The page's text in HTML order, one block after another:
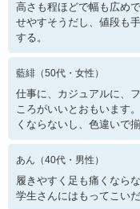
高さも程ほどで幅も広め
せやすそうだし、値段も
する。
藍緋 （50代・ 女性 ）
仕事に、カジュアルに、
ころがいいとおもいます
くならないし、色違いで
あん （40代・ 男性 ）
履きやすく足も痛くなら
学生さんにはもってこい